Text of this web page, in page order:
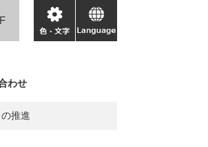
色・
文
language
わせ
推進